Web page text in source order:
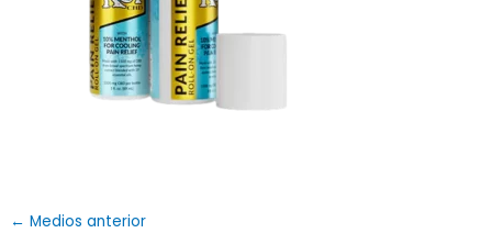
← Medios anterior